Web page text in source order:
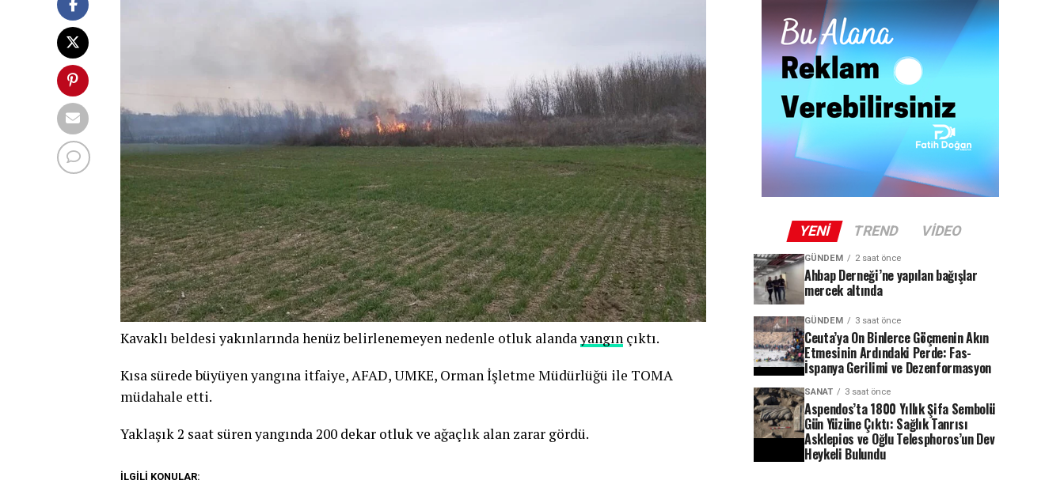
Kavaklı beldesi yakınlarında henüz belirlenemeyen nedenle otluk alandayangın çıktı.
Kısa sürede büyüyen yangına itfaiye, AFAD, UMKE, Orman İşletme Müdürlüğü ile TOMA
müdahale etti.
Yaklaşık 2 saat süren yangında 200 dekar otluk ve ağaçlık alan zarar gördü.
İLGILI KONULAR:
YENI TREND VIDEO
GÜNDEM 2 saat önce
Ahbap Derneği’ne yapılan bağışlar
mercek altında
GÜNDEM 3 saat önce
Ceuta’ya On Binlerce Göçmenin Akın
Etmesinin Ardındaki Perde: Fas-
İspanya Gerilimi ve Dezenformasyon
SANAT 3 saat önce
Aspendos’ta 1800 Yıllık Şifa Sembolü
Gün Yüzüne Çıktı: Sağlık Tanrısı
Asklepios ve Oğlu Telesphoros’un Dev
Heykeli Bulundu